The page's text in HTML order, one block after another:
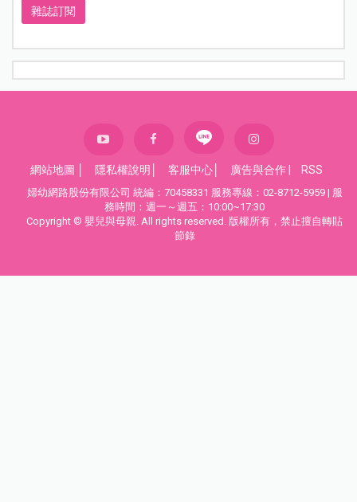
雜誌訂閱
網站地圖 隱私權說明 客服中心 廣告與合作 RSS
婦幼網路股份有限公司 統編：70458331 服務專線：02-8712-5959 | 服
務時間：週一～週五：10:00~17:30
Copyright © 嬰兒與母親. All rights reserved. 版權所有，禁止擅自轉貼
節錄